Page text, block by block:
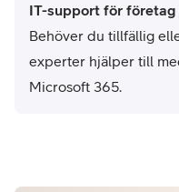
IT-support för företag
Behöver du tillfällig
experter hjälper till
Microsoft 365.